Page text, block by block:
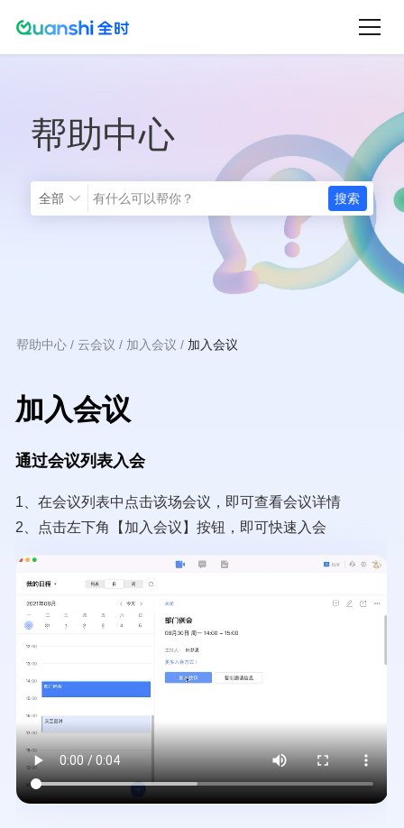
帮助中心
全部
面
帮助中心 云会议 加入会议 加入会议
加入会议
通过会议列表入会
1、在会议列表中点击该场会议，即可查看会议详情
2、点击左下角【加入会议】按钮，即可快速入会
Video
file